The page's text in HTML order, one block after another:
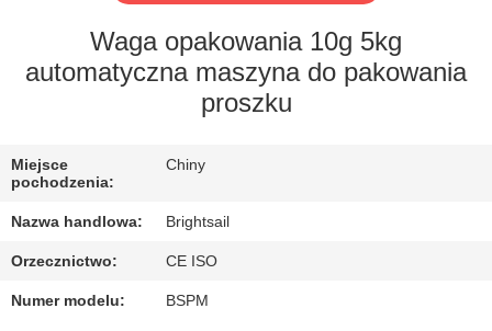
WYCIECZKA
PO
KONTROLA
JAKOŚCI
SKONTAKTUJ
SIĘ
Waga opakowania 10g 5kg
automatyczna maszyna do pakowania
proszku
Miejsce
pochodzenia:
Chiny
Nazwa handlowa: Brightsail
Orzecznictwo: CE ISO
Numer modelu: BSPM